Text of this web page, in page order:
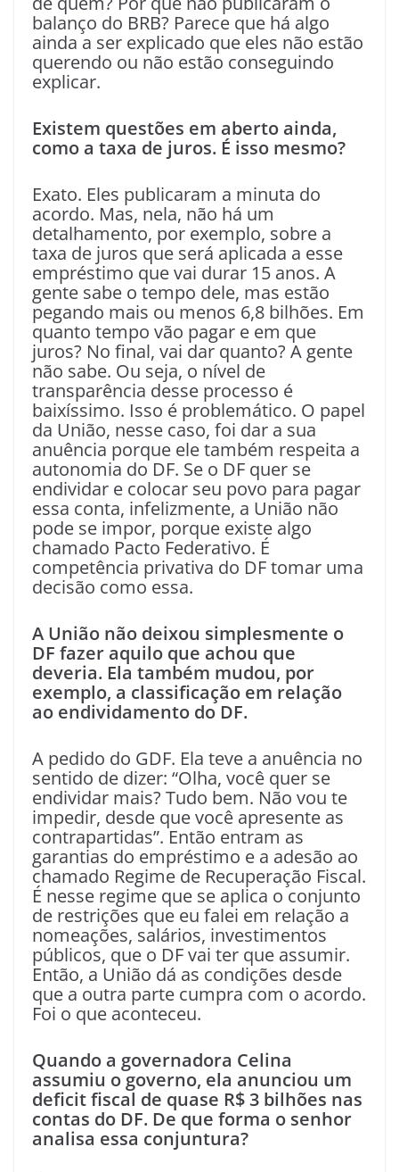
balanço do BRB? Parece que há algo
ainda a ser explicado que eles não estão
querendo ou não estão conseguindo
explicar.
Existem questões em aberto ainda,
como a taxa de juros. É isso mesmo?
Exato. Eles publicaram a minuta do
acordo. Mas, nela, não há um
detalhamento, por exemplo, sobre a
taxa de juros que será aplicada a esse
empréstimo que vai durar 15 anos. A
gente sabe o tempo dele, mas estão
pegando mais ou menos 6,8 bilhões. Em
quanto tempo vão pagar e em que
juros? No final, vai dar quanto? A gente
não sabe. Ou seja, o nível de
transparência desse processo é
baixíssimo. Isso é problemático. O papel
da União, nesse caso, foi dar a sua
anuência porque ele também respeita a
autonomia do DF. Se o DF quer se
endividar e colocar seu povo para pagar
essa conta, infelizmente, a União não
pode se impor, porque existe algo
chamado Pacto Federativo. É
competência privativa do DF tomar uma
decisão como essa.
A União não deixou simplesmente o
DF fazer aquilo que achou que
deveria. Ela também mudou, por
exemplo, a classificação em relação
ao endividamento do DF.
A pedido do GDF. Ela teve a anuência no
sentido de dizer: “Olha, você quer se
endividar mais? Tudo bem. Não vou te
impedir, desde que você apresente as
contrapartidas”. Então entram as
garantias do empréstimo e a adesão ao
chamado Regime de Recuperação Fiscal.
É nesse regime que se aplica o conjunto
de restrições que eu falei em relação a
nomeações, salários, investimentos
públicos, que o DF vai ter que assumir.
Então, a União dá as condições desde
que a outra parte cumpra com o acordo.
Foi o que aconteceu.
Quando a governadora Celina
assumiu o governo, ela anunciou um
deficit fiscal de quase R$ 3 bilhões nas
contas do DF. De que forma o senhor
analisa essa conjuntura?